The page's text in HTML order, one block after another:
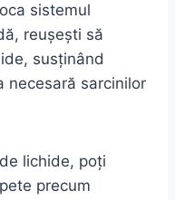
sistemul
reușești să
susținând
necesară sarcinilor
lichide, poți
precum